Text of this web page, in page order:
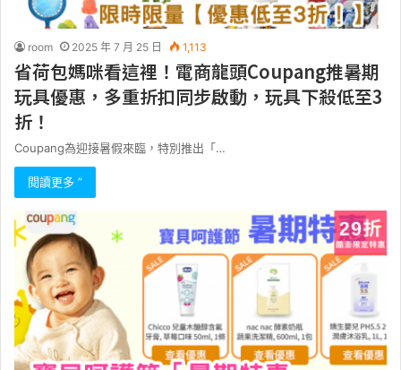
room 2025 年 7 月 25 日 1,113
省荷包媽咪看這裡！電商龍頭Coupang推暑期
玩具優惠，多重折扣同步啟動，玩具下殺低至3
折！
Coupang為迎接暑假來臨，特別推出「…
閱讀更多 ”